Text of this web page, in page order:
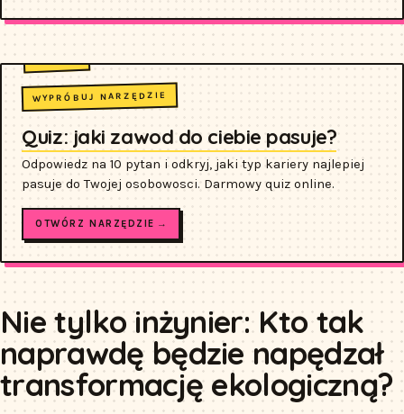
WYPRÓBUJ NARZĘDZIE
Quiz: jaki zawod do ciebie pasuje?
Odpowiedz na 10 pytan i odkryj, jaki typ kariery najlepiej
pasuje do Twojej osobowosci. Darmowy quiz online.
OTWÓRZ NARZĘDZIE →
Nie tylko inżynier: Kto tak
naprawdę będzie napędzał
transformację ekologiczną?